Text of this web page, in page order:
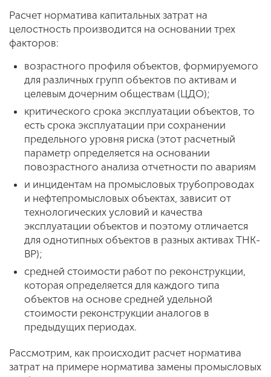
Расчет норматива капитальных затрат на
целостность производится на основании трех
факторов:
возрастного профиля объектов, формируемого
для различных групп объектов по активам и
целевым дочерним обществам (ЦДО);
критического срока эксплуатации объектов, то
есть срока эксплуатации при сохранении
предельного уровня риска (этот расчетный
параметр определяется на основании
повозрастного анализа отчетности по авариям
и инцидентам на промысловых трубопроводах
и нефтепромысловых объектах, зависит от
технологических условий и качества
эксплуатации объектов и поэтому отличается
для однотипных объектов в разных активах ТНК-
ВР);
средней стоимости работ по реконструкции,
которая определяется для каждого типа
объектов на основе средней удельной
стоимости реконструкции аналогов в
предыдущих периодах.
Рассмотрим, как происходит расчет норматива
затрат на примере норматива замены промысловых